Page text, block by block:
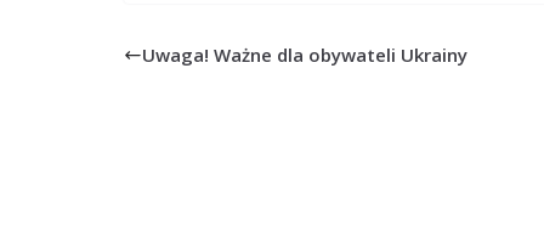
Uwaga! Ważne dla obywateli Ukrainy